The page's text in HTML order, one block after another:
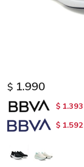
$ 1.990
$ 1.393
$ 1.592